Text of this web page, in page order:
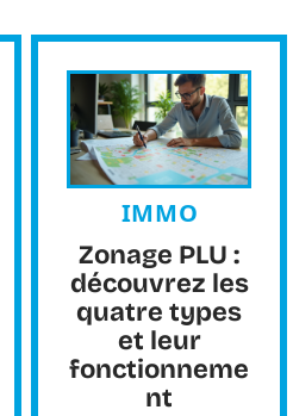
IMMO
Zonage PLU :
découvrez les
quatre types
et leur
fonctionneme
nt